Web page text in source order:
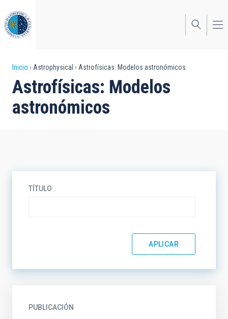
al
contenido
principal
Sobrescribir
enlaces
de
Inicio Astrophysical Astrofísicas: Modelos astronómicos
Astrofísicas: Modelos
astronómicos
TÍTULO
PUBLICACIÓN